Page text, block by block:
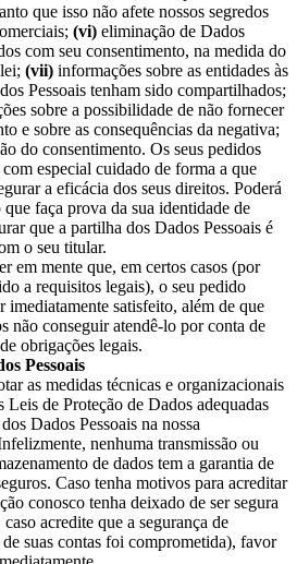
que isso não afete nossos segredos
(vi) eliminação de Dados
com seu consentimento, na medida do
(vii) informações sobre as entidades às
Pessoais tenham sido compartilhados;
sobre a possibilidade de não fornecer
e sobre as consequências da negativa;
do consentimento. Os seus pedidos
com especial cuidado de forma a que
a eficácia dos seus direitos. Poderá
faça prova da sua identidade de
que a partilha dos Dados Pessoais é
o seu titular.
em mente que, em certos casos (por
a requisitos legais), o seu pedido
imediatamente satisfeito, além de que
não conseguir atendê-lo por conta de
obrigações legais.
Pessoais
as medidas técnicas e organizacionais
Leis de Proteção de Dados adequadas
Dados Pessoais na nossa
nenhuma transmissão ou
de dados tem a garantia de
Caso tenha motivos para acreditar
conosco tenha deixado de ser segura
acredite que a segurança de
suas contas foi comprometida), favor